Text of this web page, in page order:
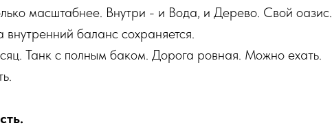
масштабнее. Внутри - и Вода, и Дерево. Свой оазис.
баланс сохраняется.
Танк с полным баком. Дорога ровная. Можно ехать.